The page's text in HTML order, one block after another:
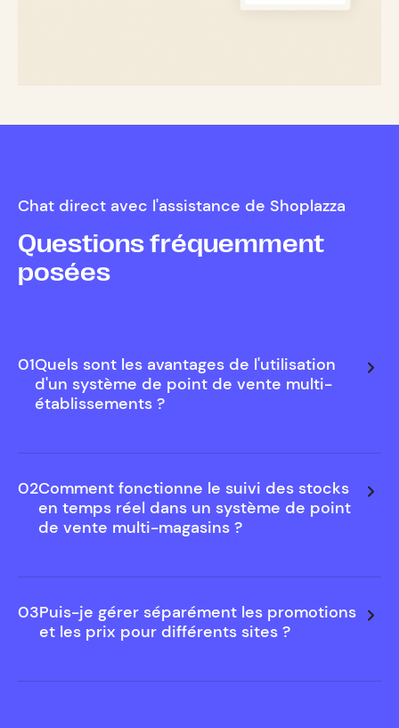
Chat direct avec l'assistance de Shoplazza
Questions fréquemment
posées
01Quels sont les avantages de l'utilisation
d'un système de point de vente multi-
établissements ?
02Comment fonctionne le suivi des stocks
en temps réel dans un système de point
de vente multi-magasins ?
03Puis-je gérer séparément les promotions
et les prix pour différents sites ?